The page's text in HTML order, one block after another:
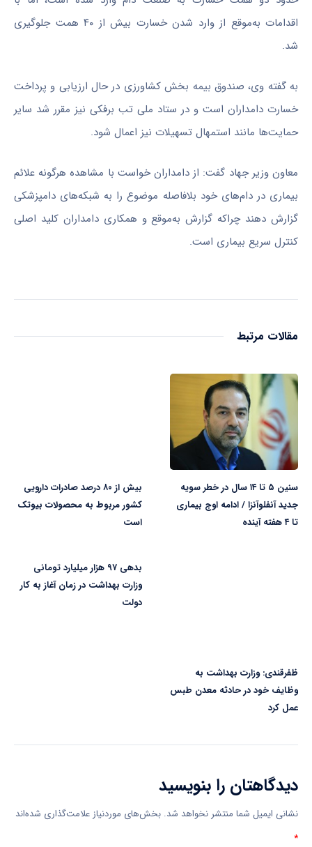
اقدامات به‌موقع از وارد شدن خسارت بیش از ۴۰ همت جلوگیری
شد.
به گفته وی، صندوق بیمه بخش کشاورزی در حال ارزیابی و پرداخت
خسارت دامداران است و در ستاد ملی تب برفکی نیز مقرر شد سایر
حمایت‌ها مانند استمهال تسهیلات نیز اعمال شود.
معاون وزیر جهاد گفت: از دامداران خواست با مشاهده هرگونه علائم
بیماری در دام‌های خود بلافاصله موضوع را به شبکه‌های دامپزشکی
گزارش دهند چراکه گزارش به‌موقع و همکاری دامداران کلید اصلی
کنترل سریع بیماری است.
مقالات مرتبط
سنین ۵ تا ۱۴ سال در خطر سویه
جدید آنفلوآنزا / ادامه اوج بیماری
تا ۴ هفته آینده
بیش از ۸۰ درصد صادرات دارویی
کشور مربوط به محصولات بیوتک
است
ظفرقندی: وزارت بهداشت به
وظایف خود در حادثه معدن طبس
عمل کرد
بدهی ۹۷ هزار میلیارد تومانی
وزارت بهداشت در زمان آغاز به کار
دولت
دیدگاهتان را بنویسید
نشانی ایمیل شما منتشر نخواهد شد. بخش‌های موردنیاز علامت‌گذاری شده‌اند
*